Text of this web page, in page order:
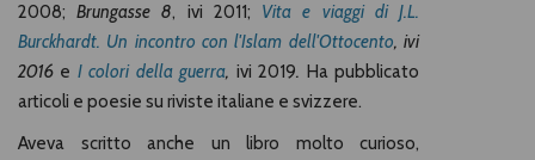
2008;Brungasse 8, ivi 2011; Vita e viaggi di J.L.
Burckhardt. Un incontro con l'Islam dell'Ottocento, ivi
2016 e I colori della guerra, ivi 2019. Ha pubblicato
articoli e poesie su riviste italiane e svizzere.
Aveva scritto anche un libro molto curioso,